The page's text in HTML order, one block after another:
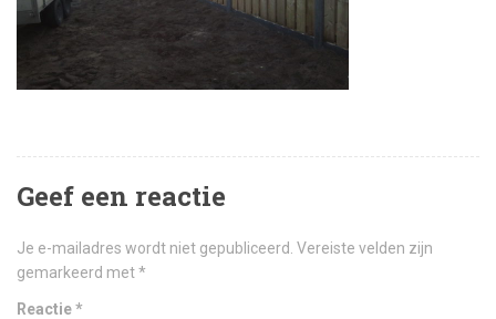
Geef een reactie
Je e-mailadres wordt niet gepubliceerd. Vereiste velden zijn
gemarkeerd met*
Reactie*